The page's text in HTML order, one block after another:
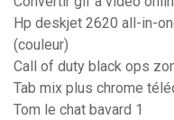
Hp deskjet 2620 all-in-
(couleur)
Call of duty black ops
Tab mix plus chrome
Tom le chat bavard 1